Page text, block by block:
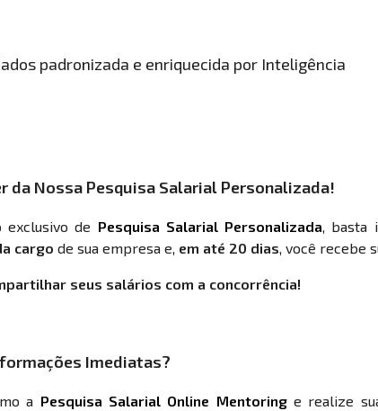
padronizada e enriquecida por Inteligência
da Nossa Pesquisa Salarial Personalizada!
exclusivo de Pesquisa Salarial Personalizada, basta
cargo de sua empresa e, em até 20 dias, você recebe
seus salários com a concorrência!
Imediatas?
a Pesquisa Salarial Online Mentoringe realize